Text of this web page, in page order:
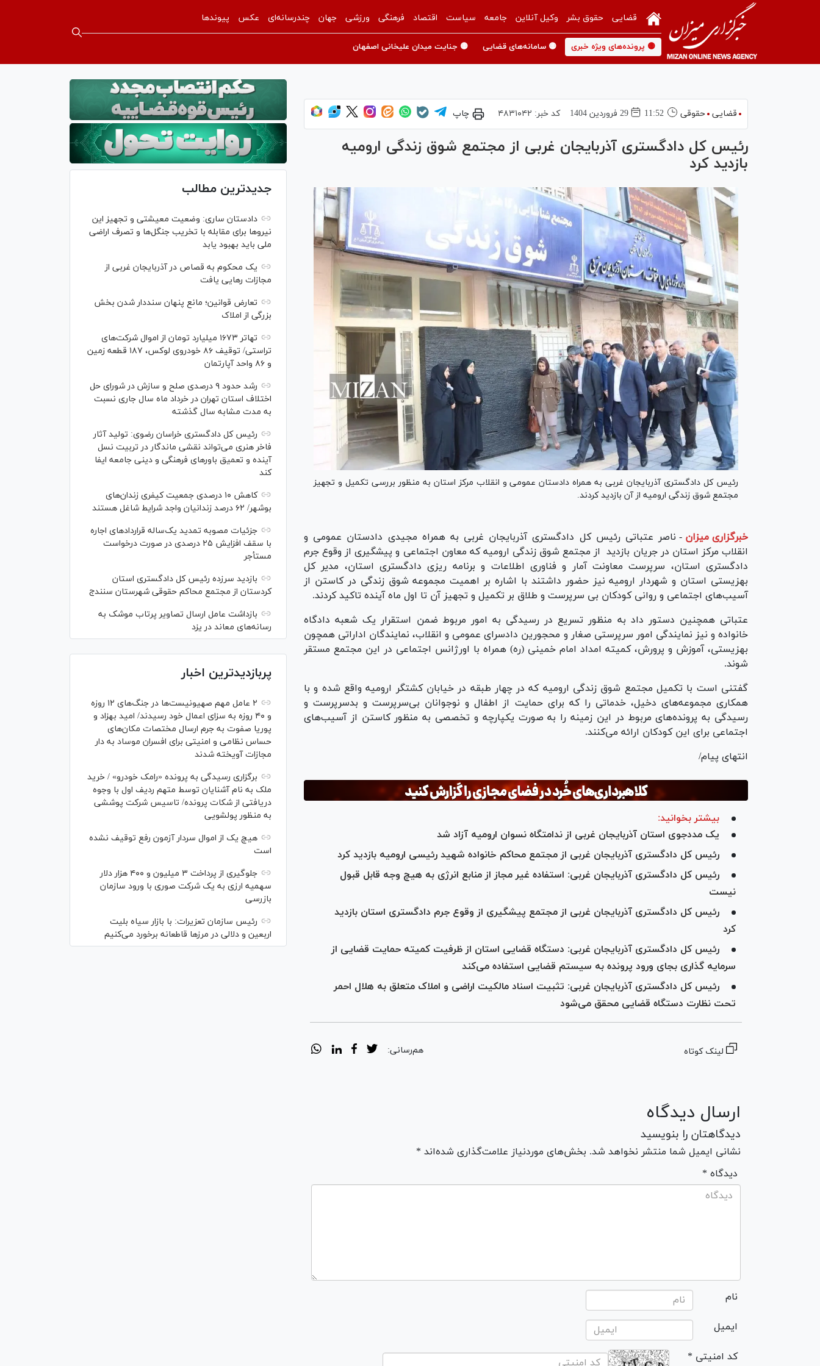
قضایی حقوق بشر وکیل آنلاین جامعه سیاست اقتصاد فرهنگی ورزشی جهان چندرسانه‌ای عکس پیوندها
🟡 پرونده‌های ویژه خبری 🟡 سامانه‌های قضایی 🟡 جنایت میدان علیخانی اصفهان
قضایی حقوقی 11:52 29 فروردين 1404 کد خبر: ۴۸۳۱۰۴۲ چاپ
رئیس کل دادگستری آذربایجان غربی از مجتمع شوق زندگی ارومیه
بازدید کرد
رئیس کل دادگستری آذربایجان غربی به همراه دادستان عمومی و انقلاب مرکز استان به منظور بررسی تکمیل و تجهیز
مجتمع شوق زندگی ارومیه از آن بازدید کردند.
خبرگزاری میزان - ناصر عتباتی رئیس کل دادگستری آذربایجان غربی به همراه مجیدی دادستان عمومی و
انقلاب مرکز استان در جریان بازدید از مجتمع شوق زندگی ارومیه که معاون اجتماعی و پیشگیری از وقوع جرم
دادگستری استان، سرپرست معاونت آمار و فناوری اطلاعات و برنامه ریزی دادگستری استان، مدیر کل
بهزیستی استان و شهردار ارومیه نیز حضور داشتند با اشاره بر اهمیت مجموعه شوق زندگی در کاستن از
آسیب‌های اجتماعی و روانی کودکان بی سرپرست و طلاق بر تکمیل و تجهیز آن تا اول ماه آینده تاکید کردند.
عتباتی همچنین دستور داد به منظور تسریع در رسیدگی به امور مربوط ضمن استقرار یک شعبه دادگاه
خانواده و نیز نمایندگی امور سرپرستی صغار و محجورین دادسرای عمومی و انقلاب، نمایندگان اداراتی همچون
بهزیستی، آموزش و پرورش، کمیته امداد امام خمینی (ره) همراه با اورژانس اجتماعی در این مجتمع مستقر
شوند.
گفتنی است با تکمیل مجتمع شوق زندگی ارومیه که در چهار طبقه در خیابان کشتگر ارومیه واقع شده و با
همکاری مجموعه‌های دخیل، خدماتی را که برای حمایت از اطفال و نوجوانان بی‌سرپرست و بدسرپرست و
رسیدگی به پرونده‌های مربوط در این زمینه را به صورت یکپارچه و تخصصی به منظور کاستن از آسیب‌های
اجتماعی برای این کودکان ارائه می‌کنند.
انتهای پیام/
بیشتر بخوانید:
یک مددجوی استان آذربایجان غربی از ندامتگاه نسوان ارومیه آزاد شد
رئیس کل دادگستری آذربایجان غربی از مجتمع محاکم خانواده شهید رئیسی ارومیه بازدید کرد
رئیس کل دادگستری آذربایجان غربی: استفاده غیر مجاز از منابع انرژی به هیچ وجه قابل قبول
نیست
رئیس کل دادگستری آذربایجان غربی از مجتمع پیشگیری از وقوع جرم دادگستری استان بازدید
کرد
رئیس کل دادگستری آذربایجان غربی: دستگاه قضایی استان از ظرفیت کمیته حمایت قضایی از
سرمایه گذاری بجای ورود پرونده به سیستم قضایی استفاده می‌کند
رئیس کل دادگستری آذربایجان غربی: تثبیت اسناد مالکیت اراضی و املاک متعلق به هلال احمر
تحت نظارت دستگاه قضایی محقق می‌شود
لینک کوتاه هم‌رسانی:
ارسال دیدگاه
دیدگاهتان را بنویسید
نشانی ایمیل شما منتشر نخواهد شد. بخش‌های موردنیاز علامت‌گذاری شده‌اند *
* دیدگاه
نام
ایمیل
* کد امنیتی
جدیدترین مطالب
دادستان ساری: وضعیت معیشتی و تجهیز این
نیرو‌ها برای مقابله با تخریب جنگل‌ها و تصرف اراضی
ملی باید بهبود یابد
یک محکوم به قصاص در آذربایجان‌ غربی از
مجازات رهایی یافت
تعارض قوانین؛ مانع پنهان سنددار شدن بخش
بزرگی از املاک
تهاتر ۱۶۷۳ میلیارد تومان از اموال شرکت‌های
تراستی/ توقیف ۸۶ خودروی لوکس، ۱۸۷ قطعه زمین
و ۸۶ واحد آپارتمان
رشد حدود ۹ درصدی صلح و سازش در شورای حل
اختلاف استان تهران در خرداد ماه سال جاری نسبت
به مدت مشابه سال گذشته
رئیس کل دادگستری خراسان رضوی: تولید آثار
فاخر هنری می‌تواند نقشی ماندگار در تربیت نسل
آینده و تعمیق باور‌های فرهنگی و دینی جامعه ایفا
کند
کاهش ۱۰ درصدی جمعیت کیفری زندان‌های
بوشهر/ ۶۲ درصد زندانیان واجد شرایط شاغل هستند
جزئیات مصوبه تمدید یک‌ساله قرارداد‌های اجاره
با سقف افزایش ۲۵ درصدی در صورت درخواست
مستأجر
بازدید سرزده رئیس کل دادگستری استان
کردستان از مجتمع محاکم حقوقی شهرستان سنندج
بازداشت عامل ارسال تصاویر پرتاب موشک به
رسانه‌های معاند در یزد
پربازدیدترین اخبار
۲ عامل مهم صهیونیست‌ها در جنگ‌های ۱۲ روزه
و ۴۰ روزه به سزای اعمال خود رسیدند/ امید بهزاد و
پوریا صفوت به جرم ارسال مختصات مکان‌های
حساس نظامی و امنیتی برای افسران موساد به دار
مجازات آویخته شدند
برگزاری رسیدگی به پرونده «رامک خودرو» / خرید
ملک به نام آشنایان توسط متهم ردیف اول با وجوه
دریافتی از شکات پرونده/ تاسیس شرکت پوششی
به منظور پولشویی
هیچ یک از اموال سردار آزمون رفع توقیف نشده
است
جلوگیری از پرداخت ۳ میلیون و ۴۰۰ هزار دلار
سهمیه ارزی به یک شرکت صوری با ورود سازمان
بازرسی
رئیس سازمان تعزیرات: با بازار سیاه بلیت
اربعین و دلالی در مرز‌ها قاطعانه برخورد می‌کنیم